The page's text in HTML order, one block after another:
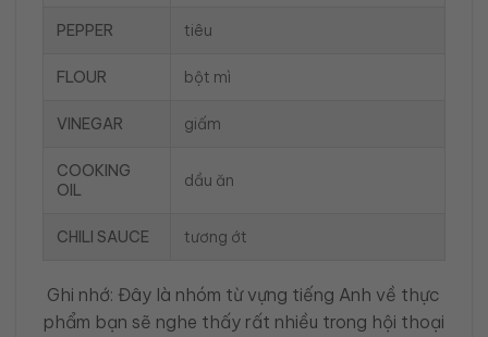
PEPPER tiêu
FLOUR bột mì
VINEGAR giấm
COOKING
OIL
dầu ăn
CHILI SAUCE tương ớt
Ghi nhớ: Đây là nhóm từ vựng tiếng Anh về thực
phẩm bạn sẽ nghe thấy rất nhiều trong hội thoại